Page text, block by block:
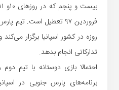
روزه در کشور اسپانیا برگزار
تدارکاتی انجام بدهد.
احتمالا بازی دوستانه با تیم
برنامه‌های پارس جنوبی در